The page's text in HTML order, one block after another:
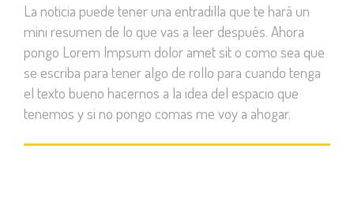
La noticia puede tener una entradilla que te hará un
mini resumen de lo que vas a leer después. Ahora
pongo Lorem Impsum dolor amet sit o como sea que
se escriba para tener algo de rollo para cuando tenga
el texto bueno hacernos a la idea del espacio que
tenemos y si no pongo comas me voy a ahogar.